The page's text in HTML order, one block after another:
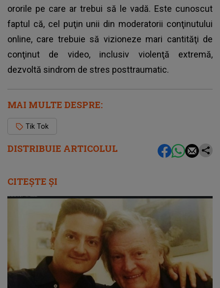
DISTRIBUIE ARTICOLUL
ororile pe care ar trebui să le vadă. Este cunoscut
faptul că, cel puţin unii din moderatorii conţinutului
online, care trebuie să vizioneze mari cantităţi de
conţinut de video, inclusiv violenţă extremă,
dezvoltă sindrom de stres posttraumatic.
MAI MULTE DESPRE:
Tik Tok
CITEȘTE ȘI